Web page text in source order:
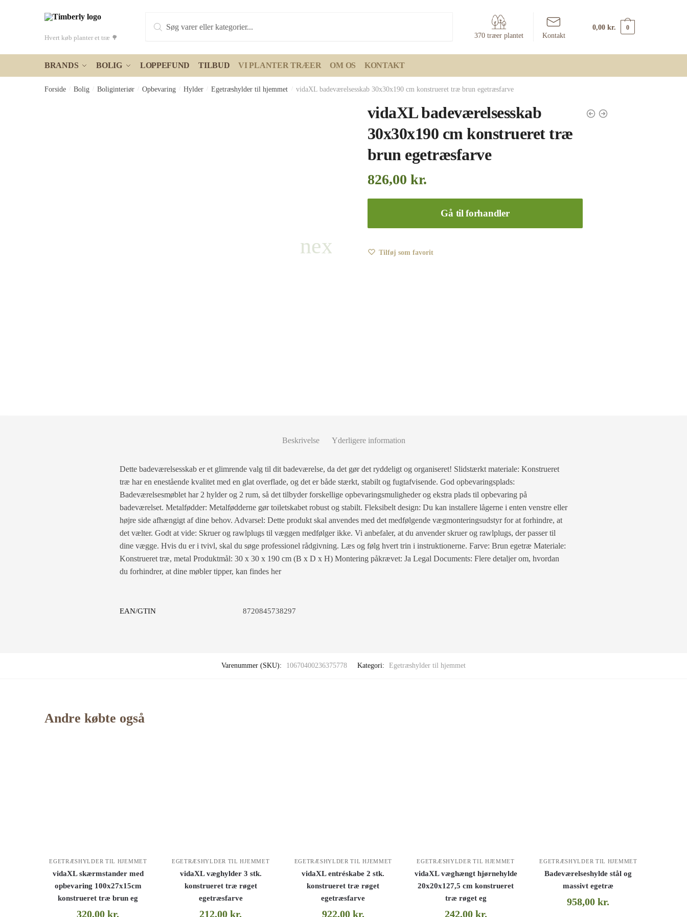
Hvert køb planter et træ 🌳
search
370 træer plantet Kontakt
0,00 kr. 0
BRANDS BOLIG LOPPEFUND TILBUD VI PLANTER TRÆER OM OS KONTAKT
Forside Bolig Boliginteriør Opbevaring Hylder Egetræshylder til hjemmet vidaXL badeværelsesskab 30x30x190 cm konstrueret træ brun egetræsfarve
vidaXL badeværelsesskab
30x30x190 cm konstrueret træ
brun egetræsfarve
826,00 kr.
Gå til forhandler
Tilføj som favorit
Beskrivelse Yderligere information
Dette badeværelsesskab er et glimrende valg til dit badeværelse, da det gør det ryddeligt og organiseret! Slidstærkt materiale: Konstrueret
træ har en enestående kvalitet med en glat overflade, og det er både stærkt, stabilt og fugtafvisende. God opbevaringsplads:
Badeværelsesmøblet har 2 hylder og 2 rum, så det tilbyder forskellige opbevaringsmuligheder og ekstra plads til opbevaring på
badeværelset. Metalfødder: Metalfødderne gør toiletskabet robust og stabilt. Fleksibelt design: Du kan installere lågerne i enten venstre eller
højre side afhængigt af dine behov. Advarsel: Dette produkt skal anvendes med det medfølgende vægmonteringsudstyr for at forhindre, at
det vælter. Godt at vide: Skruer og rawlplugs til væggen medfølger ikke. Vi anbefaler, at du anvender skruer og rawlplugs, der passer til
dine vægge. Hvis du er i tvivl, skal du søge professionel rådgivning. Læs og følg hvert trin i instruktionerne. Farve: Brun egetræ Materiale:
Konstrueret træ, metal Produktmål: 30 x 30 x 190 cm (B x D x H) Montering påkrævet: Ja Legal Documents: Flere detaljer om, hvordan
du forhindrer, at dine møbler tipper, kan findes her
EAN/GTIN 8720845738297
Varenummer (SKU): 10670400236375778 Kategori: Egetræshylder til hjemmet
Andre købte også
EGETRÆSHYLDER TIL HJEMMET
vidaXL skærmstander med
opbevaring 100x27x15cm
konstrueret træ brun eg
320,00kr.
EGETRÆSHYLDER TIL HJEMMET
vidaXL væghylder 3 stk.
konstrueret træ røget
egetræsfarve
212,00kr.
EGETRÆSHYLDER TIL HJEMMET
vidaXL entréskabe 2 stk.
konstrueret træ røget
egetræsfarve
922,00 kr.
EGETRÆSHYLDER TIL HJEMMET
vidaXL væghængt hjørnehylde
20x20x127,5 cm konstrueret
træ røget eg
242,00 kr.
EGETRÆSHYLDER TIL HJEMMET
Badeværelseshylde stål og
massivt egetræ
958,00kr.